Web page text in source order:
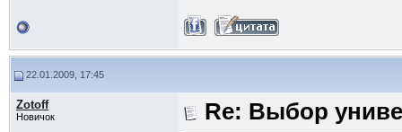
22.01.2009, 17:45
Zotoff
Новичок
Re: Выбор